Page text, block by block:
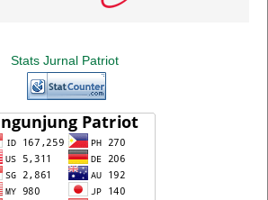
Stats Jurnal Patriot